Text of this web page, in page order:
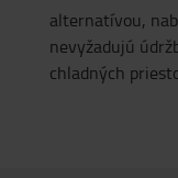
alternatívou,
nevyžadujú
chladných